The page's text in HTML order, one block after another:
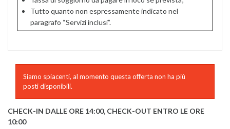
Tutto quanto non espressamente indicato nel
paragrafo “Servizi inclusi”.
Siamo spiacenti, al momento questa offerta non ha più
posti disponibili.
CHECK-IN DALLE ORE 14:00, CHECK-OUT ENTRO LE ORE
10:00